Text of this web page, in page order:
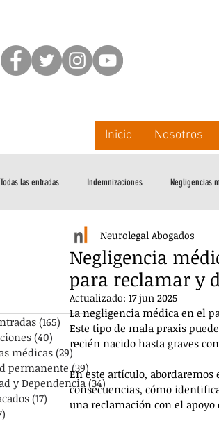
Inicio Nosotros
(165) 165 entradas
(40) 40 entradas
médicas(29) 29 entradas
permanente(39) 39 entradas
y Dependencia (34) 34 entradas
(17) 17 entradas
Todas las entradas Indemnizaciones Negligencias
Medidas de Apoyo
Negligencia
para reclamar y
Neurolegal Abogados
Actualizado: 17 jun 2025
La negligencia médica en el
Este tipo de mala praxis
recién nacido hasta graves
En este artículo,
consecuencias, cómo
una reclamación con el apoyo